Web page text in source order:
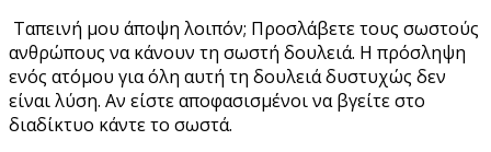
Ταπεινή μου άποψη λοιπόν; Προσλάβετε τους σωστούς
ανθρώπους να κάνουν τη σωστή δουλειά. Η πρόσληψη
ενός ατόμου για όλη αυτή τη δουλειά δυστυχώς δεν
είναι λύση. Αν είστε αποφασισμένοι να βγείτε στο
διαδίκτυο κάντε το σωστά.